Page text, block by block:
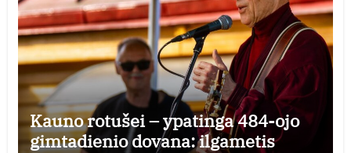
Kauno rotušei – ypatinga 484-ojo
gimtadienio dovana: ilgametis